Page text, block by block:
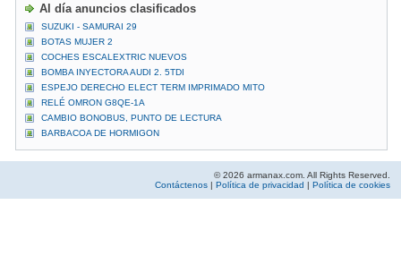
Al día anuncios clasificados
SUZUKI - SAMURAI 29
BOTAS MUJER 2
COCHES ESCALEXTRIC NUEVOS
BOMBA INYECTORA AUDI 2. 5TDI
ESPEJO DERECHO ELECT TERM IMPRIMADO MITO
RELÉ OMRON G8QE-1A
CAMBIO BONOBUS, PUNTO DE LECTURA
BARBACOA DE HORMIGON
© 2026 armanax.com. All Rights Reserved.
Contáctenos | Política de privacidad | Política de cookies